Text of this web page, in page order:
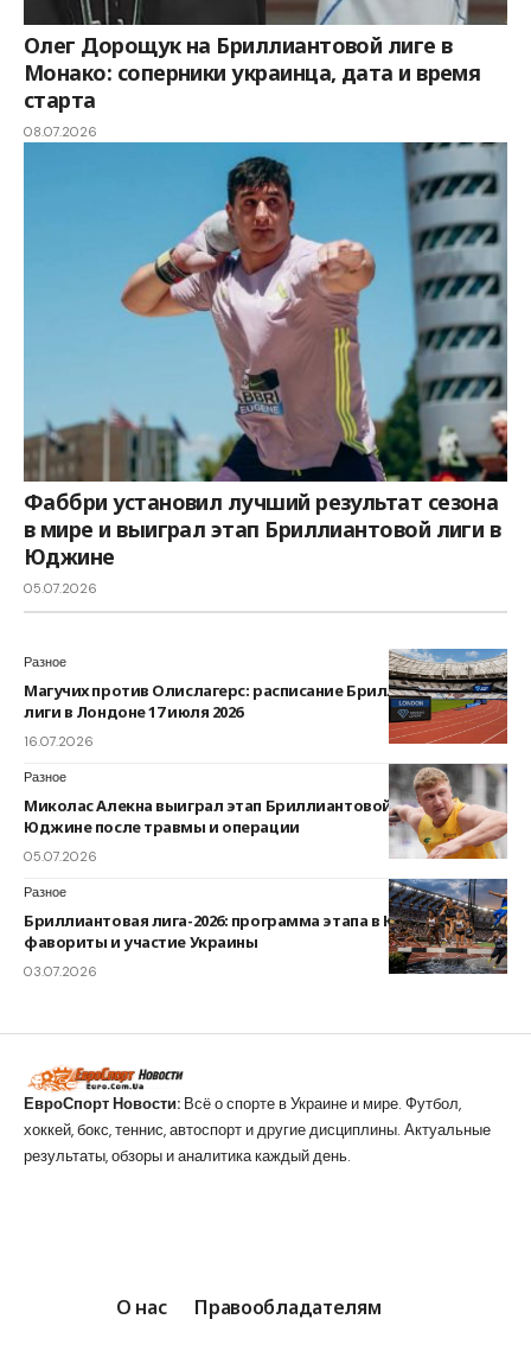
Олег Дорощук на Бриллиантовой лиге в
Монако: соперники украинца, дата и время
старта
08.07.2026
Фаббри установил лучший результат сезона
в мире и выиграл этап Бриллиантовой лиги в
Юджине
05.07.2026
Разное
Магучих против Олислагерс: расписание Бриллиантовой
лиги в Лондоне 17 июля 2026
16.07.2026
Разное
Миколас Алекна выиграл этап Бриллиантовой лиги в
Юджине после травмы и операции
05.07.2026
Разное
Бриллиантовая лига-2026: программа этапа в Юджине,
фавориты и участие Украины
03.07.2026
ЕвроСпорт Новости: Всё о спорте в Украине и мире. Футбол,
хоккей, бокс, теннис, автоспорт и другие дисциплины. Актуальные
результаты, обзоры и аналитика каждый день.
О нас Правообладателям